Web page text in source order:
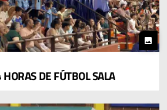
photo
DE FÚTBOL SALA